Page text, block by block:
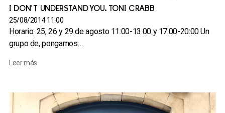
I DON’T UNDERSTAND YOU. TONI CRABB
25/08/2014 11:00
Horario: 25, 26 y 29 de agosto 11:00-13:00 y 17:00-20:00 Un
grupo de, pongamos…
Leer más